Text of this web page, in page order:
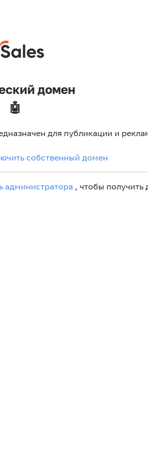
домен
🤖
для публикации и
собственный домен
администратора , чтобы получить